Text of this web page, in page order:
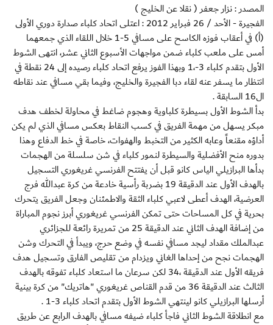
المصدر : نزار جعفر ( نقلا عن الخليج )
الفجيرة - الأحد / 26 فبراير 2012 : اعتلى اتحاد كلباء صدارة دوري الأولى
(أ) في أعقاب فوزه الكاسح على مسافي 5-1 خلال اللقاء الذي جمعهما
أمس على ملعب كلباء ضمن مواجهات الأسبوع الثاني عشر، انتهى الشوط
الأول بتقدم كلباء 3-،1 وبهذا الفوز يرفع اتحاد كلباء رصيده إلى 24 نقطة في
انتظار ما يسفر عنه لقاء دبا الفجيرة والخليج، وفيما بقي مسافي عند نقاطه
ال16 السابقة .
بدأ الشوط الأول بسيطرة كلباوية وهجوم ضاغط في محاولة لخطف هدف
مبكر يسهل من مهمة الفريق في كسب النقاط بعكس مسافي الذي لم يكن
أداؤه مقنعاً وعابه الكثير من التخبط والهفوات، خاصة في خط الدفاع وهذا
بدوره منح الأفضلية والسيطرة لنمور كلباء في شن سلسلة من الهجمات
بدأها البرازيلي الياس كانو قبل أن يفتتح الفرنسي غريغوري التسجيل
بالهدف الأول عند الدقيقة 19 بضربة رأسية خادعة من كرة عبدالله فرج
العرضية، الهدف أعطى لاعبي كلباء الثقة والاطمئنان وجعل الفريق يتحرك
بحرية في كل المساحات حتى تمكن الفرنسي غريغوري أبرز نجوم المباراة
من إضافة الهدف الثاني عند الدقيقة 25 من تمريرة رائعة للجزائري
عبدالملك مقداد ليجد مسافي نفسه في وضع حرج، ويبدأ في التحرك وشن
الهجمات نجح من إحداها الغاني ويزدام من تقليص الفارق وتسجيل هدف
فريقه الأول عند الدقيقة ،34 لكن سرعان ما استعاد كلباء تفوقه بالهدف
الثالث عند الدقيقة 36 من قدم القناص غريغوري "هاتريك" من كرة بينية
أرسلها البرازيلي كانو لينتهي الشوط الأول بتقدم اتحاد كلباء 3-1 .
مع انطلاقة الشوط الثاني فاجأ كلباء ضيفه مسافي بالهدف الرابع عن طريق